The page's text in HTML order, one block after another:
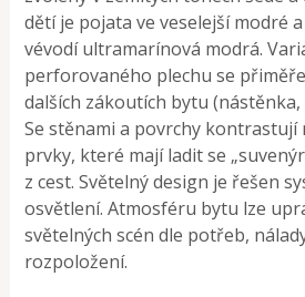
dětí je pojata ve veselejší modré
vévodí ultramarínová modrá.
perforovaného plechu se
dalších zákoutích bytu
Se stěnami a povrchy kontrastují
prvky, které mají ladit se
z cest. Světelný design je řešen
osvětlení. Atmosféru bytu lze
světelných scén dle potřeb,
rozpoložení.